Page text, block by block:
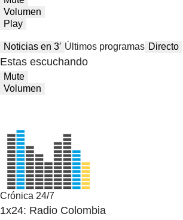
Volumen
Play
Noticias en 3′ Últimos programas Directo
Estas escuchando
Mute
Volumen
Crónica 24/7
1x24: Radio Colombia